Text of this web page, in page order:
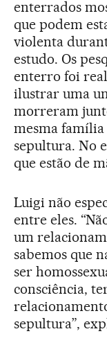
enterrados
que podem
violenta
estudo. Os
enterro foi
ilustrar uma
morreram
mesma
sepultura. No
que estão de
Luigi não
entre eles.
um
sabemos que
ser
consciência,
sepultura”,